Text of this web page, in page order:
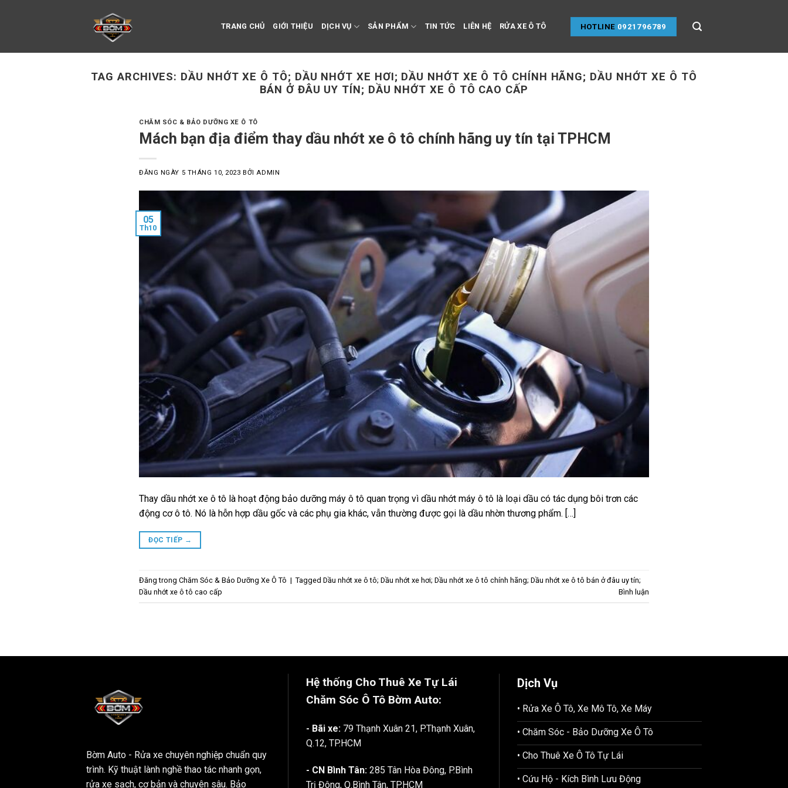
TRANG CHỦ GIỚI THIỆU DỊCH VỤ SẢN PHẨM TIN TỨC LIÊN HỆ RỬA XE Ô TÔ HOTLINE 0921796789
TAG ARCHIVES: DẦU NHỚT XE Ô TÔ; DẦU NHỚT XE HƠI; DẦU NHỚT XE Ô TÔ CHÍNH HÃNG; DẦU NHỚT XE Ô TÔ
BÁN Ở ĐÂU UY TÍN; DẦU NHỚT XE Ô TÔ CAO CẤP
CHĂM SÓC & BẢO DƯỠNG XE Ô TÔ
Mách bạn địa điểm thay dầu nhớt xe ô tô chính hãng uy tín tại TPHCM
ĐĂNG NGÀY 5 THÁNG 10, 2023 BỞIADMIN
05
Th10
Thay dầu nhớt xe ô tô là hoạt động bảo dưỡng máy ô tô quan trọng vì dầu nhớt máy ô tô là loại dầu có tác dụng bôi trơn các
động cơ ô tô. Nó là hỗn hợp dầu gốc và các phụ gia khác, vẫn thường được gọi là dầu nhờn thương phẩm. […]
ĐỌC TIẾP →
Đăng trong Chăm Sóc & Bảo Dưỡng Xe Ô Tô | Tagged Dầu nhớt xe ô tô; Dầu nhớt xe hơi; Dầu nhớt xe ô tô chính hãng; Dầu nhớt xe ô tô bán ở đâu uy tín;
Dầu nhớt xe ô tô cao cấp
Bình luận
Bờm Auto - Rửa xe chuyên nghiệp chuẩn quy
trình. Kỹ thuật lành nghề thao tác nhanh gọn,
rửa xe sạch, cơ bản và chuyên sâu. Bảo
Hệ thống Cho Thuê Xe Tự Lái
Chăm Sóc Ô Tô Bờm Auto:
- Bãi xe: 79 Thạnh Xuân 21, P.Thạnh Xuân,
Q.12, TP.HCM
- CN Bình Tân: 285 Tân Hòa Đông, P.Bình
Trị Đông, Q.Bình Tân, TP.HCM
Dịch Vụ
• Rửa Xe Ô Tô, Xe Mô Tô, Xe Máy
• Chăm Sóc - Bảo Dưỡng Xe Ô Tô
• Cho Thuê Xe Ô Tô Tự Lái
• Cứu Hộ - Kích Bình Lưu Động